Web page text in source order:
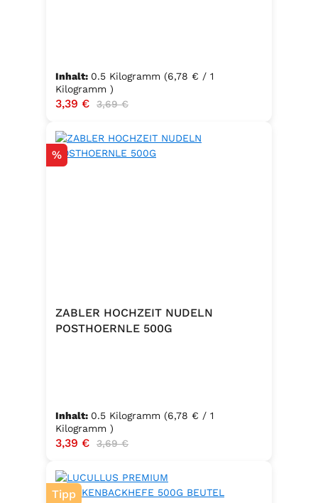
Inhalt: 0.5 Kilogramm (6,78 € / 1
Kilogramm )
Verkaufspreis:
3,39 € Regulärer Preis:
3,69 €
Rabatt
%
ZABLER HOCHZEIT NUDELN
POSTHOERNLE 500G
Inhalt: 0.5 Kilogramm (6,78 € / 1
Kilogramm )
Verkaufspreis:
3,39 € Regulärer Preis:
3,69 €
Tipp